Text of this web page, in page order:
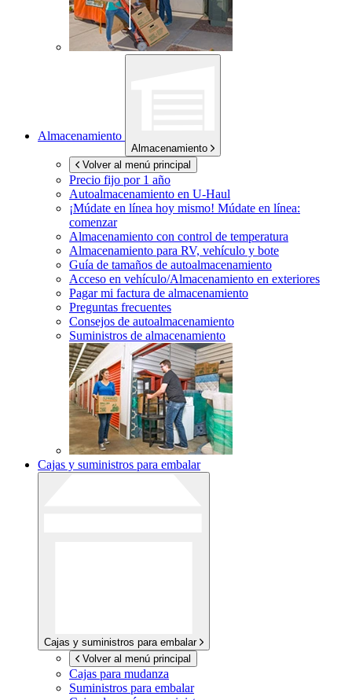
Almacenamiento
Almacenamiento
Volver al menú principal
Precio fijo por 1 año
Autoalmacenamiento en U-Haul
¡Múdate en línea hoy mismo! Múdate en línea:
comenzar
Almacenamiento con control de temperatura
Almacenamiento para RV, vehículo y bote
Guía de tamaños de autoalmacenamiento
Acceso en vehículo/Almacenamiento en exteriores
Pagar mi factura de almacenamiento
Preguntas frecuentes
Consejos de autoalmacenamiento
Suministros de almacenamiento
Cajas y suministros para embalar
Cajas y suministros para embalar
Volver al menú principal
Cajas para mudanza
Suministros para embalar